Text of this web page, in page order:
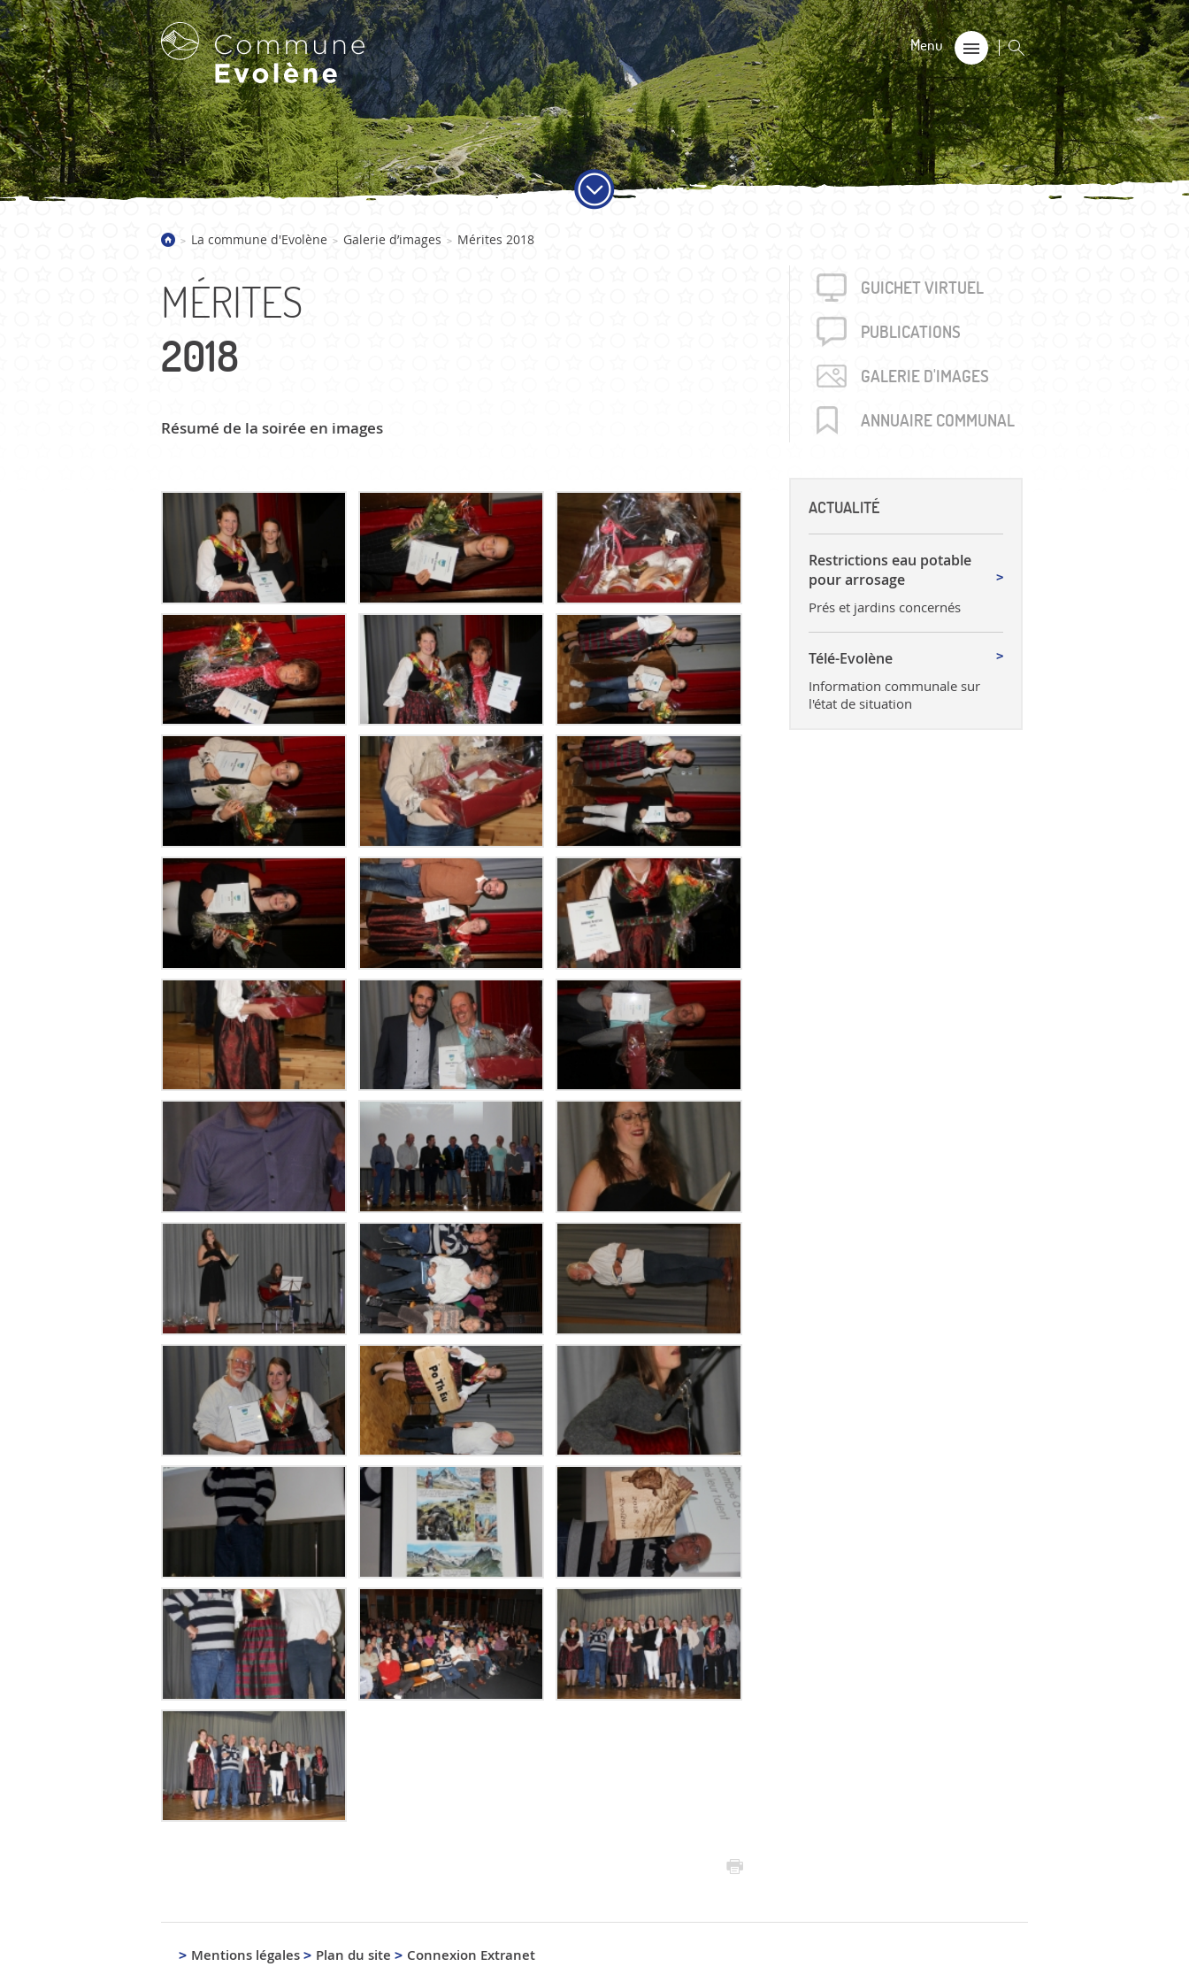
LA COMMUNE D'EVOLÈNE
Présentation
Villages
Actualités
Historique
ADMINISTRATION VIE LOCALE
Objets trouvés
Carte jounalière dégriffée commune
Sociétés locales
Patrimoine
Office du tourisme
Manifestations
Paroisse
Guichet virtuel
Annuaire communal
Energie
Cartographie / SIT
Gestion des déchets
Liste de liens
> La commune d'Evolène > Galerie d’images > Mérites 2018
MÉRITES
2018
Résumé de la soirée en images
GUICHET VIRTUEL
PUBLICA­TIONS
GALERIE D'IMAGES
ANNUAIRE COMMUNAL
ACTUALITÉ
Restrictions eau potable
pour arrosage
Prés et jardins concernés
Télé-Evolène
Information communale sur
l'état de situation
Mentions légales Plan du site Connexion Extranet